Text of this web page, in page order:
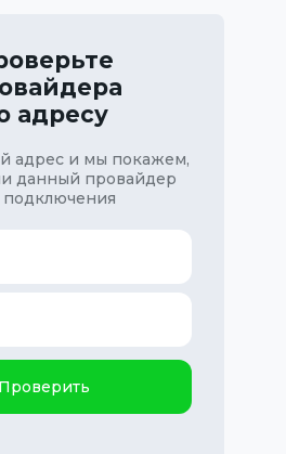
адресу
адрес и мы покажем,
данный провайдер
подключения
Проверить